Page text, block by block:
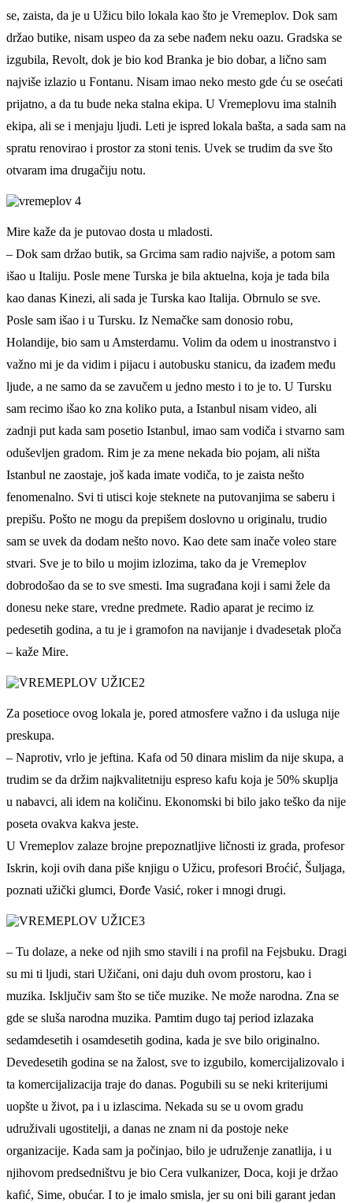
se, zaista, da je u Užicu bilo lokala kao što je Vremeplov. Dok sam
držao butike, nisam uspeo da za sebe nađem neku oazu. Gradska se
izgubila, Revolt, dok je bio kod Branka je bio dobar, a lično sam
najviše izlazio u Fontanu. Nisam imao neko mesto gde ću se osećati
prijatno, a da tu bude neka stalna ekipa. U Vremeplovu ima stalnih
ekipa, ali se i menjaju ljudi. Leti je ispred lokala bašta, a sada sam na
spratu renovirao i prostor za stoni tenis. Uvek se trudim da sve što
otvaram ima drugačiju notu.
Mire kaže da je putovao dosta u mladosti.
– Dok sam držao butik, sa Grcima sam radio najviše, a potom sam
išao u Italiju. Posle mene Turska je bila aktuelna, koja je tada bila
kao danas Kinezi, ali sada je Turska kao Italija. Obrnulo se sve.
Posle sam išao i u Tursku. Iz Nemačke sam donosio robu,
Holandije, bio sam u Amsterdamu. Volim da odem u inostranstvo i
važno mi je da vidim i pijacu i autobusku stanicu, da izađem među
ljude, a ne samo da se zavučem u jedno mesto i to je to. U Tursku
sam recimo išao ko zna koliko puta, a Istanbul nisam video, ali
zadnji put kada sam posetio Istanbul, imao sam vodiča i stvarno sam
oduševljen gradom. Rim je za mene nekada bio pojam, ali ništa
Istanbul ne zaostaje, još kada imate vodiča, to je zaista nešto
fenomenalno. Svi ti utisci koje steknete na putovanjima se saberu i
prepišu. Pošto ne mogu da prepišem doslovno u originalu, trudio
sam se uvek da dodam nešto novo. Kao dete sam inače voleo stare
stvari. Sve je to bilo u mojim izlozima, tako da je Vremeplov
dobrodošao da se to sve smesti. Ima sugrađana koji i sami žele da
donesu neke stare, vredne predmete. Radio aparat je recimo iz
pedesetih godina, a tu je i gramofon na navijanje i dvadesetak ploča
– kaže Mire.
Za posetioce ovog lokala je, pored atmosfere važno i da usluga nije
preskupa.
– Naprotiv, vrlo je jeftina. Kafa od 50 dinara mislim da nije skupa, a
trudim se da držim najkvalitetniju espreso kafu koja je 50% skuplja
u nabavci, ali idem na količinu. Ekonomski bi bilo jako teško da nije
poseta ovakva kakva jeste.
U Vremeplov zalaze brojne prepoznatljive ličnosti iz grada, profesor
Iskrin, koji ovih dana piše knjigu o Užicu, profesori Broćić, Šuljaga,
poznati užički glumci, Đorđe Vasić, roker i mnogi drugi.
– Tu dolaze, a neke od njih smo stavili i na profil na Fejsbuku. Dragi
su mi ti ljudi, stari Užičani, oni daju duh ovom prostoru, kao i
muzika. Isključiv sam što se tiče muzike. Ne može narodna. Zna se
gde se sluša narodna muzika. Pamtim dugo taj period izlazaka
sedamdesetih i osamdesetih godina, kada je sve bilo originalno.
Devedesetih godina se na žalost, sve to izgubilo, komercijalizovalo i
ta komercijalizacija traje do danas. Pogubili su se neki kriterijumi
uopšte u život, pa i u izlascima. Nekada su se u ovom gradu
udruživali ugostitelji, a danas ne znam ni da postoje neke
organizacije. Kada sam ja počinjao, bilo je udruženje zanatlija, i u
njihovom predsedništvu je bio Cera vulkanizer, Doca, koji je držao
kafić, Sime, obućar. I to je imalo smisla, jer su oni bili garant jedan